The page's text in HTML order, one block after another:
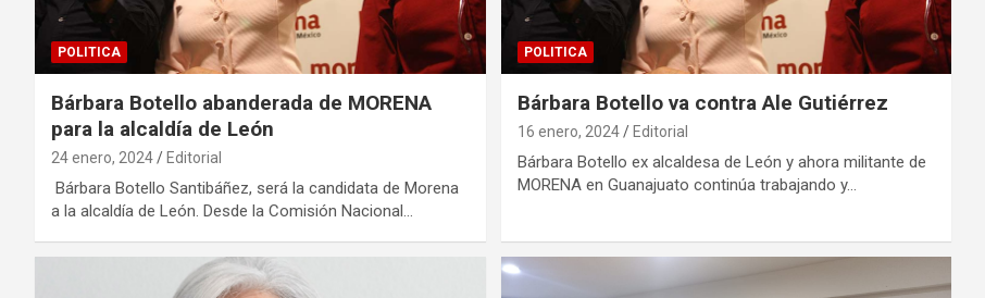
POLITICA
Bárbara Botello abanderada de MORENA
para la alcaldía de León
24 enero, 2024 Editorial
Bárbara Botello Santibáñez, será la candidata de Morena
a la alcaldía de León. Desde la Comisión Nacional…
POLITICA
Bárbara Botello va contra Ale Gutiérrez
16 enero, 2024 Editorial
Bárbara Botello ex alcaldesa de León y ahora militante de
MORENA en Guanajuato continúa trabajando y…